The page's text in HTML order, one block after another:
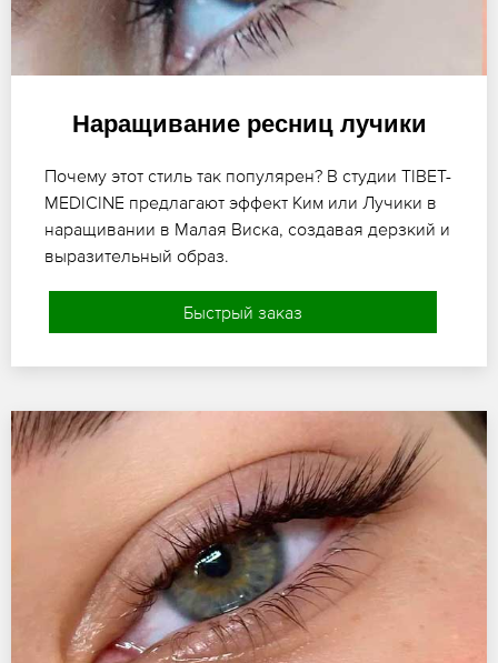
Наращивание ресниц лучики
Почему этот стиль так популярен? В студии TIBET-
MEDICINE предлагают эффект Ким или Лучики в
наращивании в Малая Виска, создавая дерзкий и
выразительный образ.
Быстрый заказ